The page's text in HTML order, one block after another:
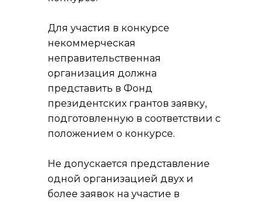
Для участия в конкурсе
некоммерческая
неправительственная
организация должна
представить в Фонд
президентских грантов заявку,
подготовленную в соответствии с
положением о конкурсе.
Не допускается представление
одной организацией двух и
более заявок на участие в